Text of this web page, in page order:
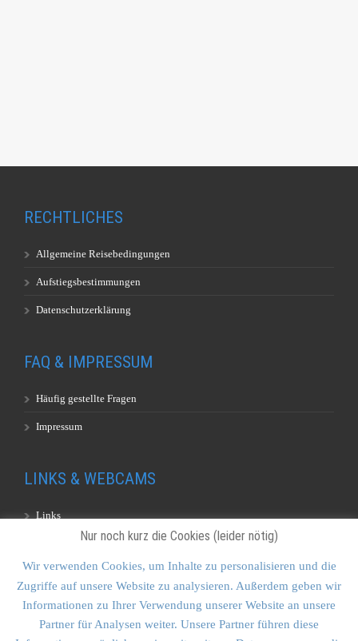
RECHTLICHES
Allgemeine Reisebedingungen
Aufstiegsbestimmungen
Datenschutzerklärung
FAQ & IMPRESSUM
Häufig gestellte Fragen
Impressum
LINKS & WEBCAMS
Links
KONTAKT & SITEMAP
Kontakt
Nur noch kurz die Cookies (leider nötig)
Wir verwenden Cookies, um Inhalte zu personalisieren und die
Zugriffe auf unsere Website zu analysieren. Außerdem geben wir
Informationen zu Ihrer Verwendung unserer Website an unsere
Partner für Analysen weiter. Unsere Partner führen diese